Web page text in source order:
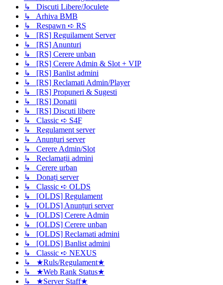
↳ Discuti Libere/Joculete
↳ Arhiva BMB
↳ Respawn ➪ RS
↳ [RS] Reguilament Server
↳ [RS] Anunturi
↳ [RS] Cerere unban
↳ [RS] Cerere Admin & Slot + VIP
↳ [RS] Banlist admini
↳ [RS] Reclamati Admin/Player
↳ [RS] Propuneri & Sugesti
↳ [RS] Donatii
↳ [RS] Discuti libere
↳ Classic ➪ S4F
↳ Regulament server
↳ Anunțuri server
↳ Cerere Admin/Slot
↳ Reclamații admini
↳ Cerere urban
↳ Donați server
↳ Classic ➪ OLDS
↳ [OLDS] Regulament
↳ [OLDS] Anunțuri server
↳ [OLDS] Cerere Admin
↳ [OLDS] Cerere unban
↳ [OLDS] Reclamati admini
↳ [OLDS] Banlist admini
↳ Classic ➪ NEXUS
↳ ★Ruls/Regulament★
↳ ★Web Rank Status★
↳ ★Server Staff★